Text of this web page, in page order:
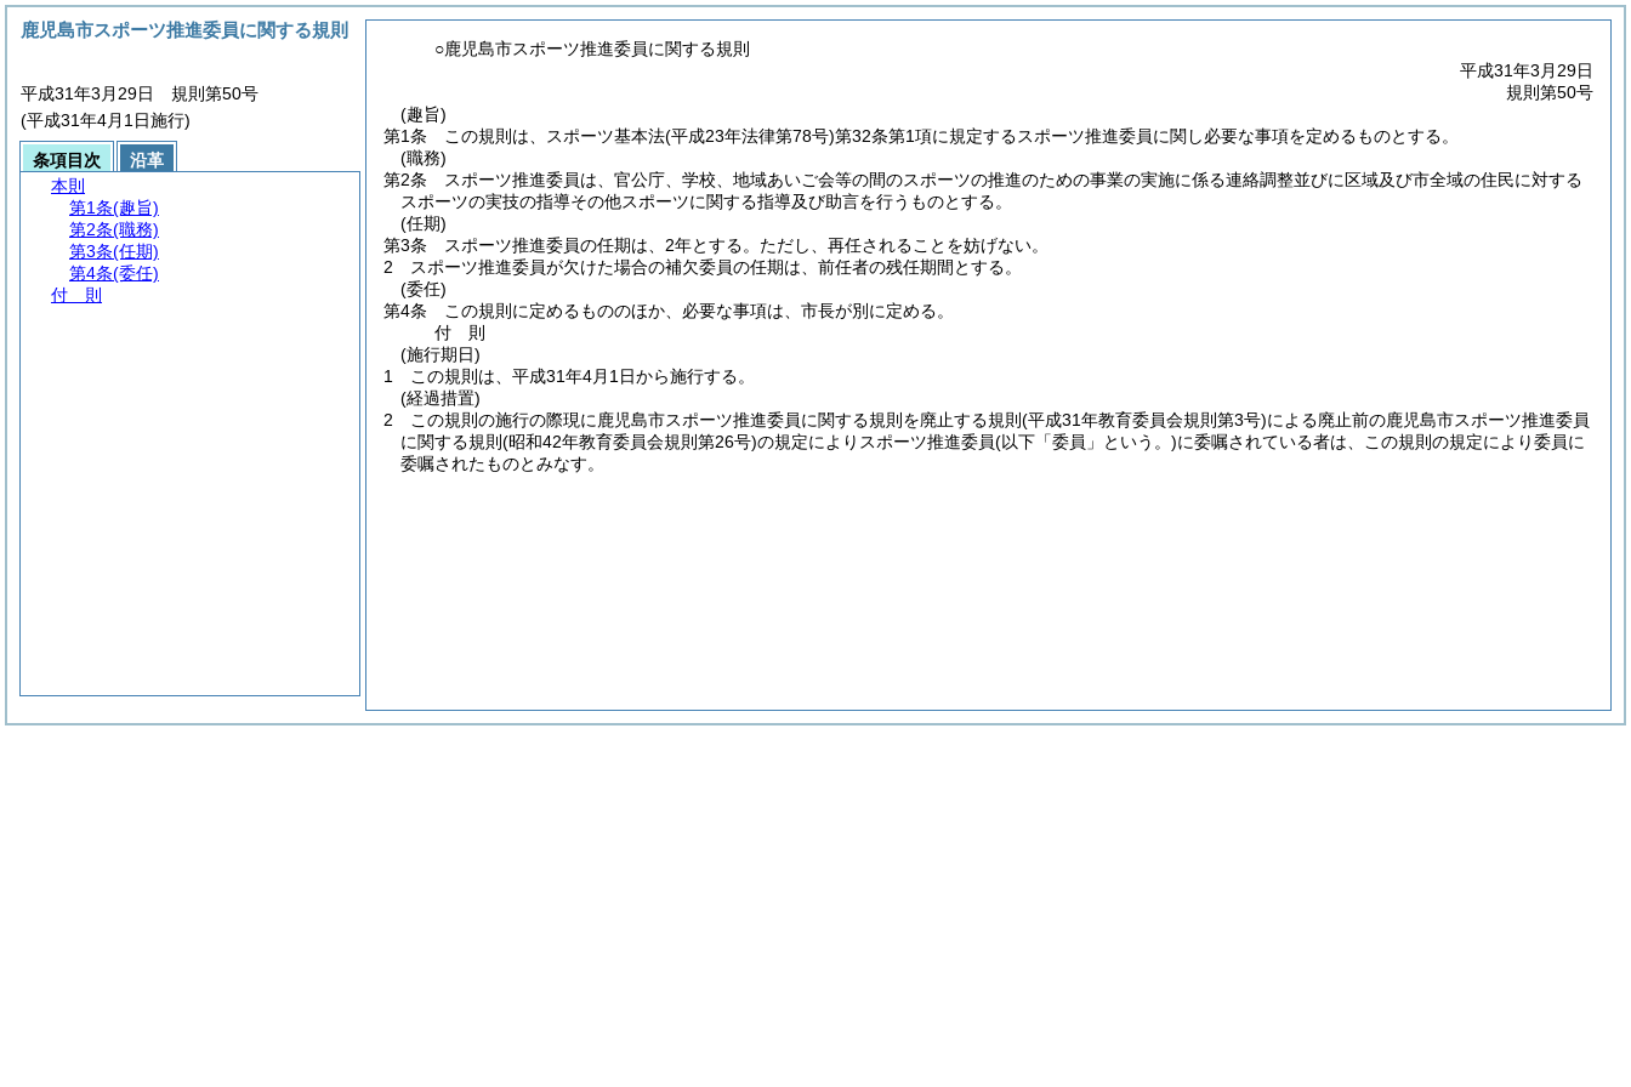
○鹿児島市スポーツ推進委員に関する規則
平成31年3月29日
規則第50号
(趣旨)
第1条
この規則は、スポーツ基本法(平成23年法律第78号)第32条第1項に規定するスポーツ推進委員に関し必要な事項を定めるものとする。
(職務)
第2条
スポーツ推進委員は、官公庁、学校、地域あいご会等の間のスポーツの推進のための事業の実施に係る連絡調整並びに区域及び市全域の住民に対する
スポーツの実技の指導その他スポーツに関する指導及び助言を行うものとする。
(任期)
第3条
スポーツ推進委員の任期は、2年とする。 ただし、再任されることを妨げない。
2
スポーツ推進委員が欠けた場合の補欠委員の任期は、前任者の残任期間とする。
(委任)
第4条
この規則に定めるもののほか、必要な事項は、市長が別に定める。
付 則
(施行期日)
1
この規則は、平成31年4月1日から施行する。
(経過措置)
2
この規則の施行の際現に鹿児島市スポーツ推進委員に関する規則を廃止する規則 (平成31年教育委員会規則第3号)による廃止前の鹿児島市スポーツ推進委員
に関する規則 (昭和42年教育委員会規則第26号)の規定によりスポーツ推進委員(以下「委員」という。)に委嘱されている者は、この規則の規定により委員に
委嘱されたものとみなす。
鹿児島市スポーツ推進委員に関する規則
平成31年3月29日 規則第50号
(平成31年4月1日施行)
条項目次
沿革
本則
第1条(趣旨)
第2条(職務)
第3条(任期)
第4条(委任)
付 則